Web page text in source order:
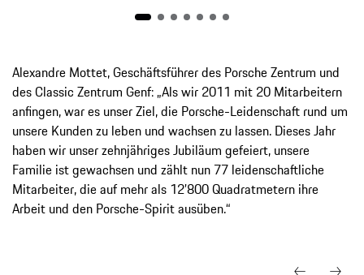
Alexandre Mottet, Geschäftsführer des Porsche Zentrum und
des Classic Zentrum Genf: „Als wir 2011 mit 20 Mitarbeitern
anfingen, war es unser Ziel, die Porsche-Leidenschaft rund um
unsere Kunden zu leben und wachsen zu lassen. Dieses Jahr
haben wir unser zehnjähriges Jubiläum gefeiert, unsere
Familie ist gewachsen und zählt nun 77 leidenschaftliche
Mitarbeiter, die auf mehr als 12’800 Quadratmetern ihre
Arbeit und den Porsche-Spirit ausüben.“